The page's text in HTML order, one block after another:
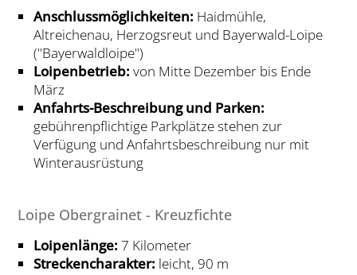
Anschlussmöglichkeiten: Haidmühle,
Altreichenau, Herzogsreut und Bayerwald-Loipe
("Bayerwaldloipe")
Loipenbetrieb: von Mitte Dezember bis Ende
März
Anfahrts-Beschreibung und Parken:
gebührenpflichtige Parkplätze stehen zur
Verfügung und Anfahrtsbeschreibung nur mit
Winterausrüstung
Loipe Obergrainet - Kreuzfichte
Loipenlänge: 7 Kilometer
Streckencharakter: leicht, 90 m